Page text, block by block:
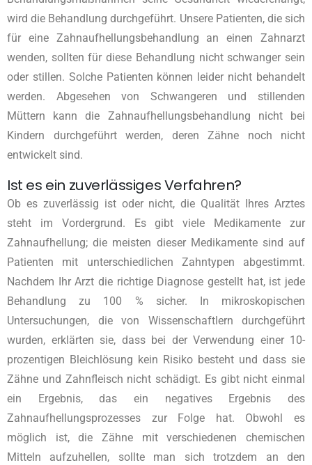
wird die Behandlung durchgeführt. Unsere Patienten, die sich
für eine Zahnaufhellungsbehandlung an einen Zahnarzt
wenden, sollten für diese Behandlung nicht schwanger sein
oder stillen. Solche Patienten können leider nicht behandelt
werden. Abgesehen von Schwangeren und stillenden
Müttern kann die Zahnaufhellungsbehandlung nicht bei
Kindern durchgeführt werden, deren Zähne noch nicht
entwickelt sind.
Ist es ein zuverlässiges Verfahren?
Ob es zuverlässig ist oder nicht, die Qualität Ihres Arztes
steht im Vordergrund. Es gibt viele Medikamente zur
Zahnaufhellung; die meisten dieser Medikamente sind auf
Patienten mit unterschiedlichen Zahntypen abgestimmt.
Nachdem Ihr Arzt die richtige Diagnose gestellt hat, ist jede
Behandlung zu 100 % sicher. In mikroskopischen
Untersuchungen, die von Wissenschaftlern durchgeführt
wurden, erklärten sie, dass bei der Verwendung einer 10-
prozentigen Bleichlösung kein Risiko besteht und dass sie
Zähne und Zahnfleisch nicht schädigt. Es gibt nicht einmal
ein Ergebnis, das ein negatives Ergebnis des
Zahnaufhellungsprozesses zur Folge hat. Obwohl es
möglich ist, die Zähne mit verschiedenen chemischen
Mitteln aufzuhellen, sollte man sich trotzdem an den